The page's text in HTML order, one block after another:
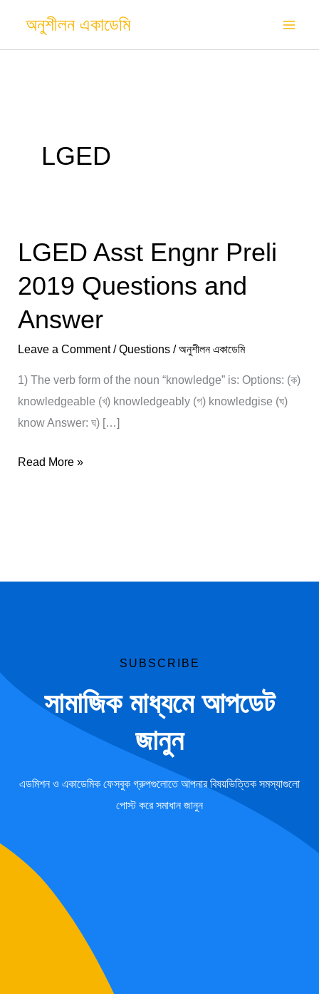
content
অনুশীলন একাডেমি
LGED
LGED Asst Engnr Preli
2019 Questions and
Answer
Leave a Comment /Questions /অনুশীলন একাডেমি
1) The verb form of the noun “knowledge” is: Options: (ক)
knowledgeable (খ) knowledgeably (গ) knowledgise (ঘ)
know Answer: ঘ) […]
LGED
Engnr
Preli
2019
Questions
and
Answer
Read More »
SUBSCRIBE
সামাজিক মাধ্যমে আপডেট
জানুন
এডমিশন ও একাডেমিক ফেসবুক গ্রুপগুলোতে আপনার বিষয়ভিত্তিক সমস্যাগুলো
পোস্ট করে সমাধান জানুন